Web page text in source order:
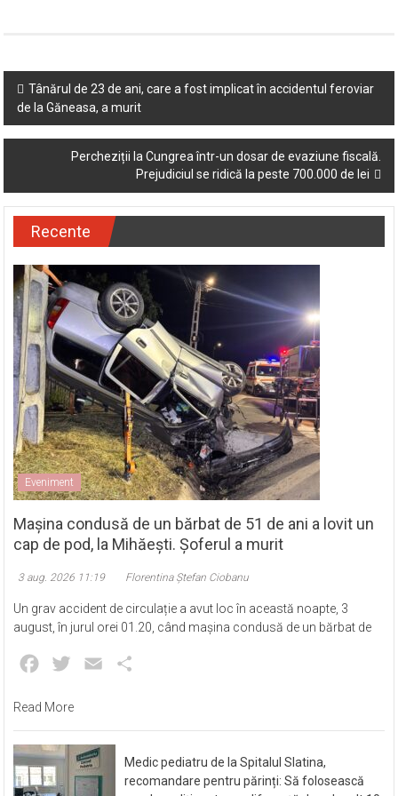
Post
navigation
Tânărul de 23 de ani, care a fost implicat în accidentul feroviar
de la Găneasa, a murit
Percheziții la Cungrea într-un dosar de evaziune fiscală.
Prejudiciul se ridică la peste 700.000 de lei
Recente
Eveniment
Mașina condusă de un bărbat de 51 de ani a lovit un
cap de pod, la Mihăești. Șoferul a murit
3 aug. 2026 11:19 Florentina Ștefan Ciobanu
Un grav accident de circulație a avut loc în această noapte, 3
august, în jurul orei 01.20, când mașina condusă de un bărbat de
Facebook
Twitter Email
Read More
Medic pediatru de la Spitalul Slatina,
recomandare pentru părinți: Să folosească